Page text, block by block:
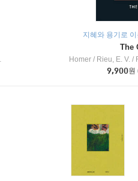
지혜와 용기로
The
Homer / Rieu, E. V. /
9,900원